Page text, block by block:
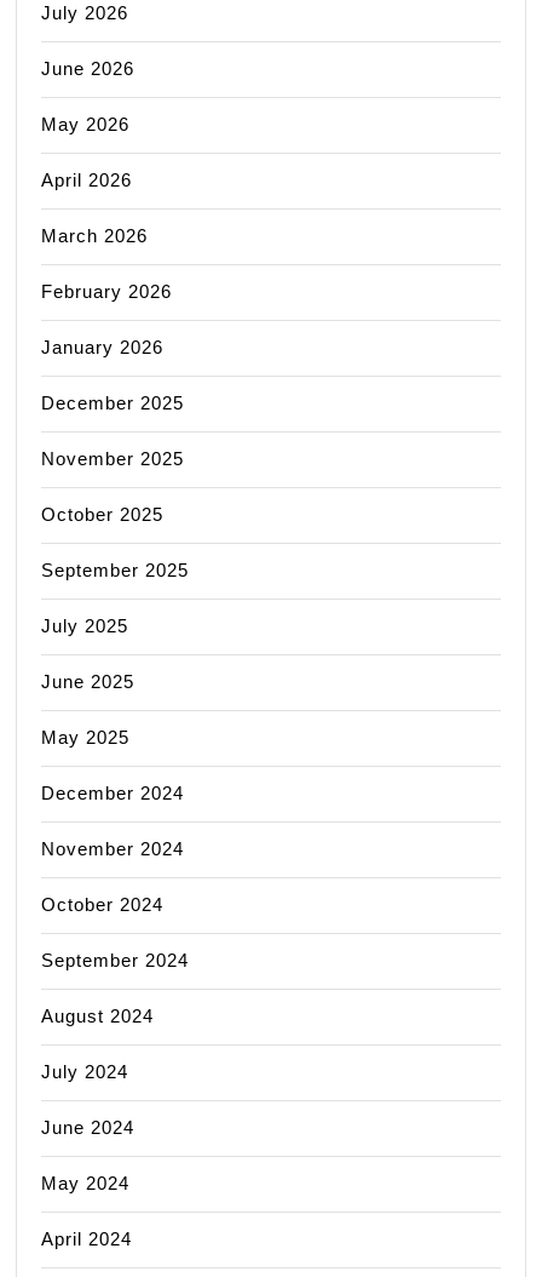
July 2026
June 2026
May 2026
April 2026
March 2026
February 2026
January 2026
December 2025
November 2025
October 2025
September 2025
July 2025
June 2025
May 2025
December 2024
November 2024
October 2024
September 2024
August 2024
July 2024
June 2024
May 2024
April 2024